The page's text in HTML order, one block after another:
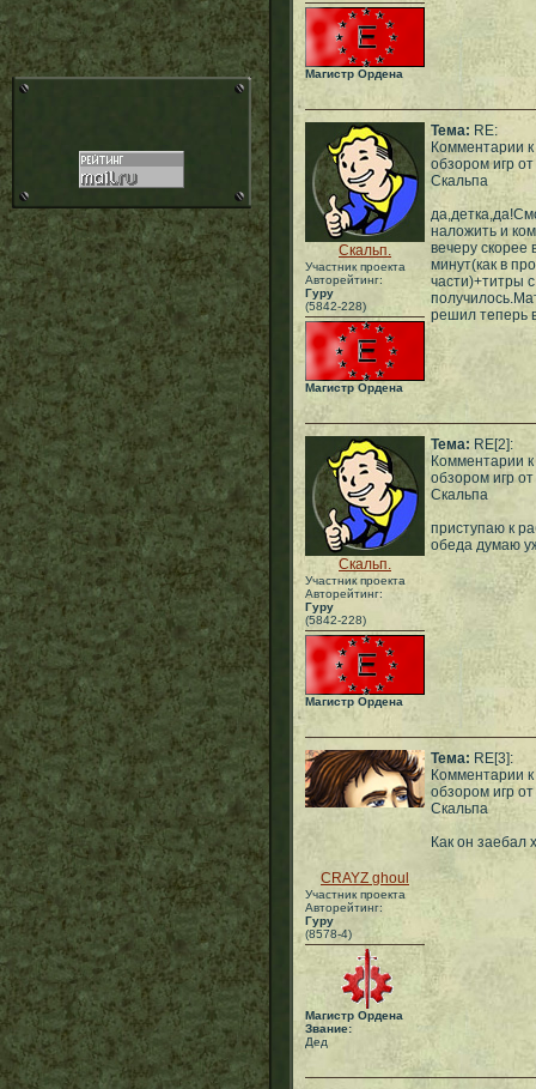
Магистр Ордена
Скальп.
Участник проекта
Авторейтинг:
Гуру
(5842-228)
Магистр Ордена
Тема: RE:
Комментарии к
обзором игр от
Скальпа
наложить и
вечеру скорее
минут(как в
части)+титры
решил теперь
Скальп.
Участник проекта
Авторейтинг:
Гуру
(5842-228)
Магистр Ордена
Тема: RE[2]:
Комментарии к
обзором игр от
Скальпа
приступаю к
обеда думаю
CRAYZ ghoul
Участник проекта
Авторейтинг:
Гуру
(8578-4)
Магистр Ордена
Звание:
Дед
Тема: RE[3]:
Комментарии к
обзором игр от
Скальпа
Как он заебал